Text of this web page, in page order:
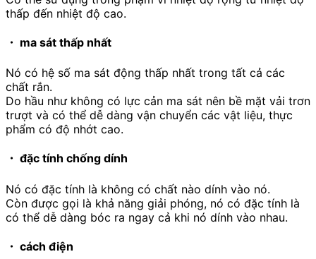
thấp đến nhiệt độ cao.
・ ma sát thấp nhất
Nó có hệ số ma sát động thấp nhất trong tất cả các
chất rắn.
Do hầu như không có lực cản ma sát nên bề mặt vải trơn
trượt và có thể dễ dàng vận chuyển các vật liệu, thực
phẩm có độ nhớt cao.
・ đặc tính chống dính
Nó có đặc tính là không có chất nào dính vào nó.
Còn được gọi là khả năng giải phóng, nó có đặc tính là
có thể dễ dàng bóc ra ngay cả khi nó dính vào nhau.
・ cách điện